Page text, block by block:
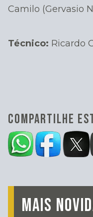
Camilo (Gervasio
Técnico: Ricardo
COMPARTILHE
MAIS